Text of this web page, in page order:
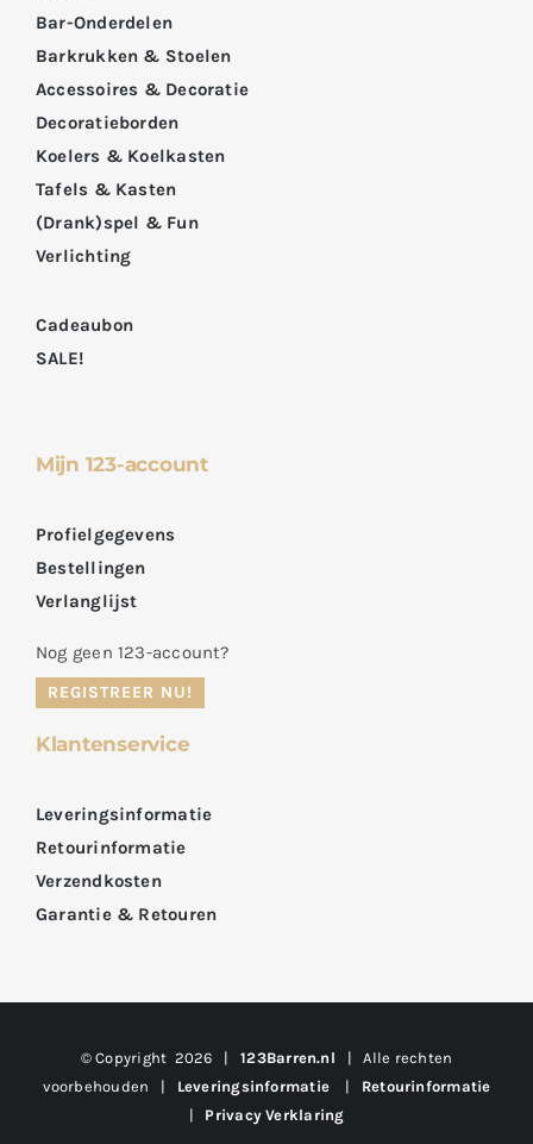
Bar-Onderdelen
Barkrukken & Stoelen
Accessoires & Decoratie
Decoratieborden
Koelers & Koelkasten
Tafels & Kasten
(Drank)spel & Fun
Verlichting
Cadeaubon
SALE!
Mijn 123-account
Profielgegevens
Bestellingen
Verlanglijst
Nog geen 123-account?
REGISTREER NU!
Klantenservice
Leveringsinformatie
Retourinformatie
Verzendkosten
Garantie & Retouren
© Copyright 2026 |123Barren.nl | Alle rechten
voorbehouden | Leveringsinformatie | Retourinformatie
| Privacy Verklaring